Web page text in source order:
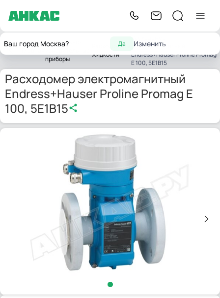
Ваш город Москва? Да Изменить
Главная
Контрольно-
приборы
Расходомеры
жидкости
электромагнитный
Endress+Hauser Proline Promag
E 100, 5E1B15
Расходомер электромагнитный
Endress+Hauser Proline Promag E
100, 5E1B15